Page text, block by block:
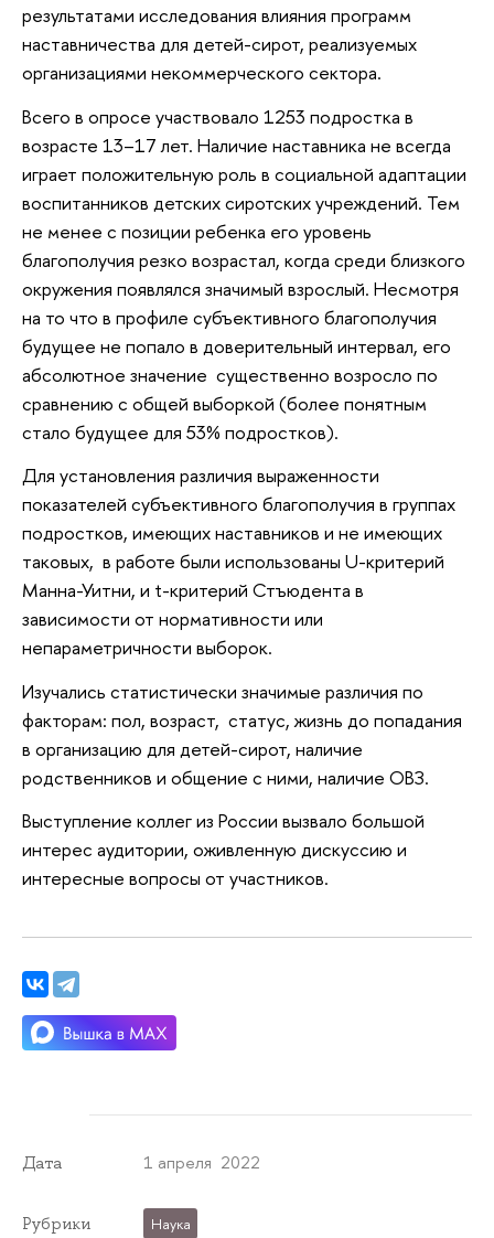
результатами исследования влияния программ
наставничества для детей-сирот, реализуемых
организациями некоммерческого сектора.
Всего в опросе участвовало 1253 подростка в
возрасте 13–17 лет. Наличие наставника не всегда
играет положительную роль в социальной адаптации
воспитанников детских сиротских учреждений. Тем
не менее с позиции ребенка его уровень
благополучия резко возрастал, когда среди близкого
окружения появлялся значимый взрослый. Несмотря
на то что в профиле субъективного благополучия
будущее не попало в доверительный интервал, его
абсолютное значение существенно возросло по
сравнению с общей выборкой (более понятным
стало будущее для 53% подростков).
Для установления различия выраженности
показателей субъективного благополучия в группах
подростков, имеющих наставников и не имеющих
таковых, в работе были использованы U-критерий
Манна-Уитни, и t-критерий Стъюдента в
зависимости от нормативности или
непараметричности выборок.
Изучались статистически значимые различия по
факторам: пол, возраст, статус, жизнь до попадания
в организацию для детей-сирот, наличие
родственников и общение с ними, наличие ОВЗ.
Выступление коллег из России вызвало большой
интерес аудитории, оживленную дискуссию и
интересные вопросы от участников.
Дата 1 апреля 2022
Рубрики Наука